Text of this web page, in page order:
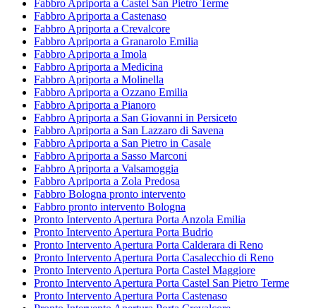
Fabbro Apriporta a Castel San Pietro Terme
Fabbro Apriporta a Castenaso
Fabbro Apriporta a Crevalcore
Fabbro Apriporta a Granarolo Emilia
Fabbro Apriporta a Imola
Fabbro Apriporta a Medicina
Fabbro Apriporta a Molinella
Fabbro Apriporta a Ozzano Emilia
Fabbro Apriporta a Pianoro
Fabbro Apriporta a San Giovanni in Persiceto
Fabbro Apriporta a San Lazzaro di Savena
Fabbro Apriporta a San Pietro in Casale
Fabbro Apriporta a Sasso Marconi
Fabbro Apriporta a Valsamoggia
Fabbro Apriporta a Zola Predosa
Fabbro Bologna pronto intervento
Fabbro pronto intervento Bologna
Pronto Intervento Apertura Porta Anzola Emilia
Pronto Intervento Apertura Porta Budrio
Pronto Intervento Apertura Porta Calderara di Reno
Pronto Intervento Apertura Porta Casalecchio di Reno
Pronto Intervento Apertura Porta Castel Maggiore
Pronto Intervento Apertura Porta Castel San Pietro Terme
Pronto Intervento Apertura Porta Castenaso